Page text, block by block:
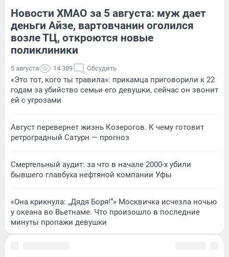
Новости ХМАО за 5 августа: муж дает
деньги Айзе, вартовчанин оголился
возле ТЦ, откроются новые
поликлиники
5 августа 14 389 Обсудить
«Это тот, кого ты травила»: прикамца приговорили к 22
годам за убийство семьи его девушки, сейчас он звонит
ей с угрозами
Август перевернет жизнь Козерогов. К чему готовит
ретроградный Сатурн — прогноз
Смертельный аудит: за что в начале 2000-х убили
бывшего главбуха нефтяной компании Уфы
«Она крикнула: „Дядя Боря!“» Москвичка исчезла ночью
у океана во Вьетнаме. Что произошло в последние
минуты пропажи девушки